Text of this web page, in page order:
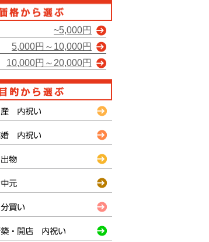
~5,000円
5,000円～10,000円
10,000円～20,000円